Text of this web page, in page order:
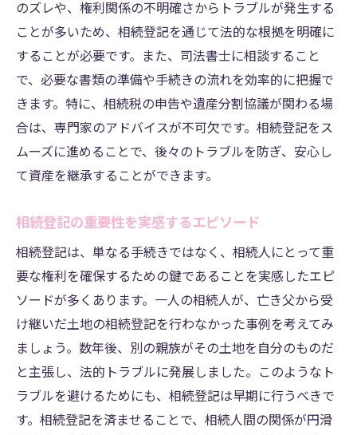
策
令和6年からの相続登記義務化について知る
新ルールに伴う変更点と注意事項
義務化対応のための具体的な準備法
相続登記義務化によるメリットとデメリッ
ト
過料を避けるための相続登記の正しい進め方
相続登記の過料について正しく理解する
過料を避けるためのスケジュール管理術
期限内に相続登記を完了するためのコツ
過料リスクを最小限に抑えるための準備
司法書士が教える過料対策の実践例
のズレや、権利関係の不明確さからトラブルが発生する
ことが多いため、相続登記を通じて法的な根拠を明確に
することが必要です。また、司法書士に相談すること
で、必要な書類の準備や手続きの流れを効率的に把握で
きます。特に、相続税の申告や遺産分割協議が関わる場
合は、専門家のアドバイスが不可欠です。相続登記をス
ムーズに進めることで、後々のトラブルを防ぎ、安心し
て資産を継承することができます。
相続登記の重要性を実感するエピソード
相続登記は、単なる手続きではなく、相続人にとって重
要な権利を確保するための鍵であることを実感したエピ
ソードが多くあります。一人の相続人が、亡き父から受
け継いだ土地の相続登記を行わなかった事例を考えてみ
ましょう。数年後、別の親族がその土地を自分のものだ
と主張し、法的トラブルに発展しました。このようなト
ラブルを避けるためにも、相続登記は早期に行うべきで
す。相続登記を済ませることで、相続人間の関係が円滑